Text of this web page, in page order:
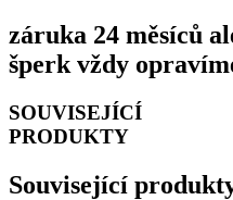
záruka 24 měsíců
šperk vždy
SOUVISEJÍCÍ
PRODUKTY
Související